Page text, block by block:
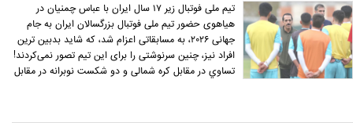
تیم ملی فوتبال زیر ۱۷ سال ایران با عباس چمنیان در
هیاهوی حضور تیم ملی فوتبال بزرگسالان ایران به جام
جهانی ۲۰۲۶، به مسابقاتی اعزام شد، که شاید بدبین ترین
افراد نيز، چنین سرنوشتی را برای این تیم تصور نمی‌کردند!
تساوي در مقابل کره شمالی و دو شکست نوبرانه در مقابل